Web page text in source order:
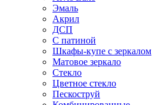
Эмаль
Акрил
ДСП
С патиной
Шкафы-купе с зеркалом
Матовое зеркало
Стекло
Цветное стекло
Пескоструй